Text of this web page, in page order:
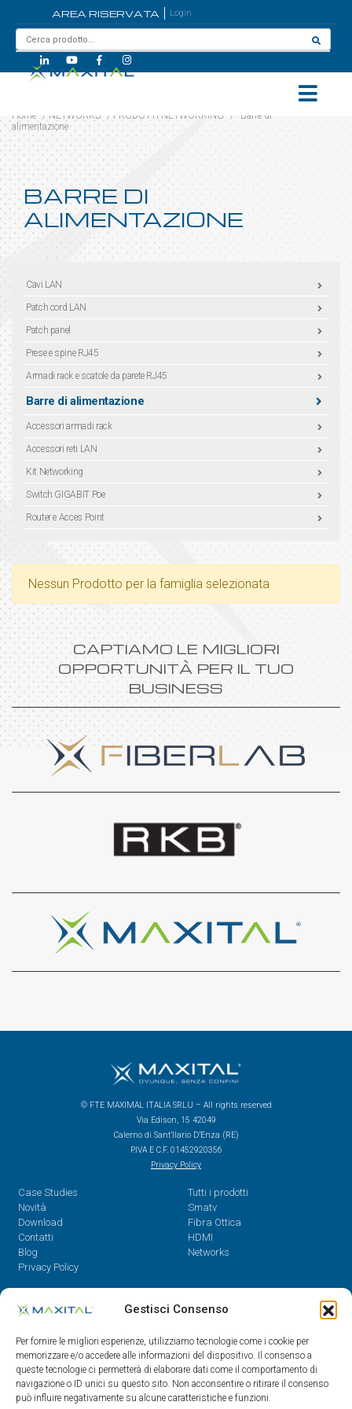
Gestisci Consenso
Per fornire le migliori esperienze, utilizziamo tecnologie come i cookie per
memorizzare e/o accedere alle informazioni del dispositivo. Il consenso a
queste tecnologie ci permetterà di elaborare dati come il comportamento di
navigazione o ID unici su questo sito. Non acconsentire o ritirare il consenso
può influire negativamente su alcune caratteristiche e funzioni.
AREA RISERVATA Login
Home / NETWORKS / PRODOTTI NETWORKING /
Barre di
alimentazione
BARRE DI
ALIMENTAZIONE
Cavi LAN
Patch cord LAN
Patch panel
Prese e spine RJ45
Armadi rack e scatole da parete RJ45
Barre di alimentazione
Accessori armadi rack
Accessori reti LAN
Kit Networking
Switch GIGABIT Poe
Router e Acces Point
Nessun Prodotto per la famiglia selezionata
CAPTIAMO LE MIGLIORI
OPPORTUNITÀ PER IL TUO
BUSINESS
© FTE MAXIMAL ITALIA SRLU – All rights reserved
Via Edison, 15 42049
Calerno di Sant’Ilario D’Enza (RE)
P.IVA E C.F. 01452920356
Privacy Policy
Case Studies
Novità
Download
Contatti
Blog
Privacy Policy
Tutti i prodotti
Smatv
Fibra Ottica
HDMI
Networks
Contatti
08.30 - 12.30 / 14 - 18
0522/909701
0522/909748